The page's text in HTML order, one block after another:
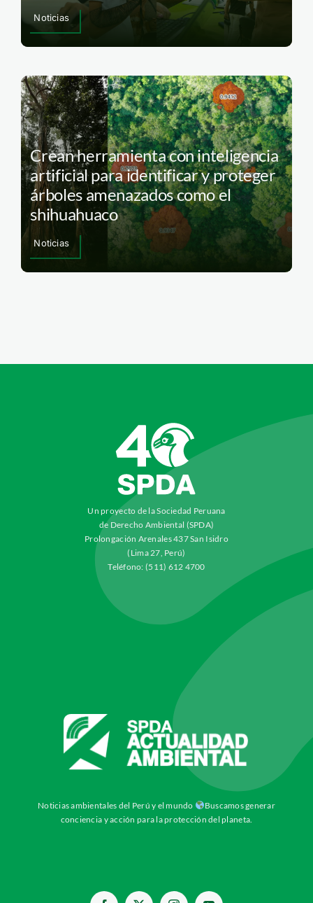
Noticias
Crean herramienta con inteligencia
artificial para identificar y proteger
árboles amenazados como el
shihuahuaco
Noticias
Un proyecto de la Sociedad Peruana
de Derecho Ambiental (SPDA)
Prolongación Arenales 437 San Isidro
(Lima 27, Perú)
Teléfono: (511) 612 4700
Noticias ambientales del Perú y el mundo
Buscamos generar
conciencia y acción para la protección del planeta.